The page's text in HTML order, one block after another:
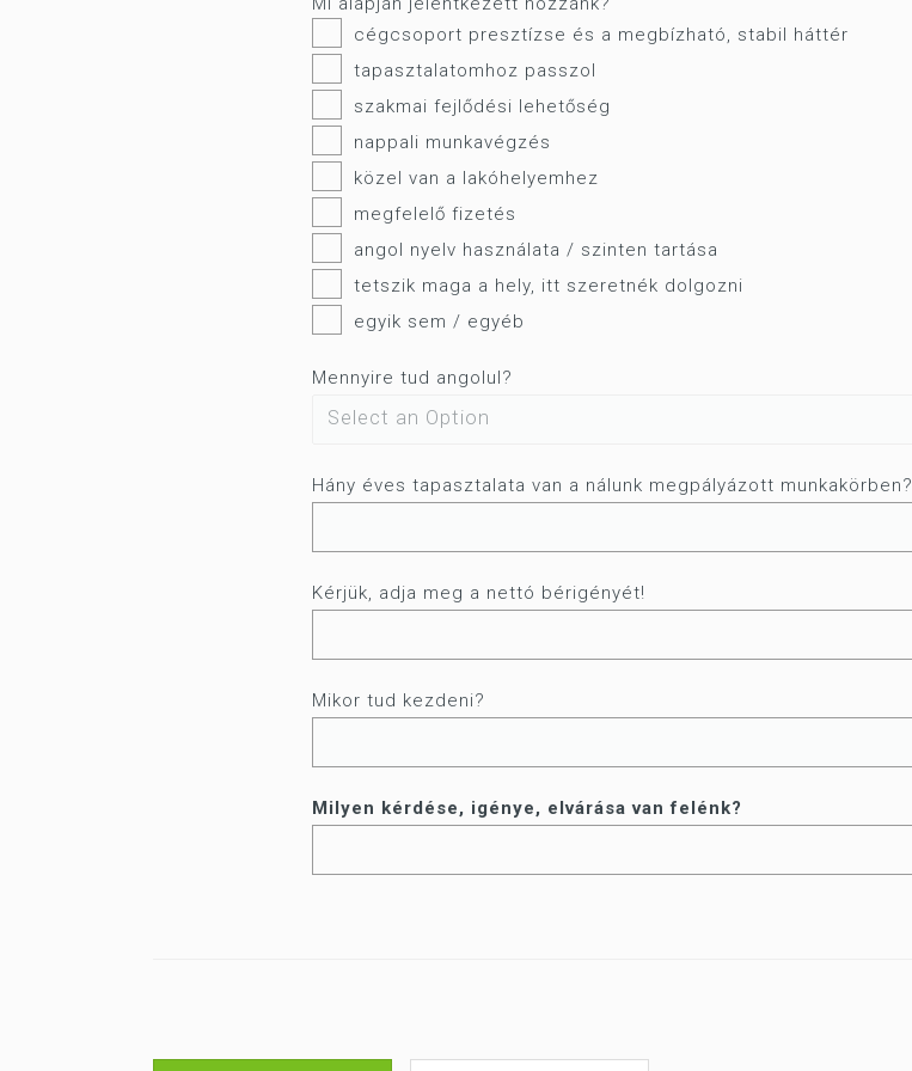
cégcsoport presztízse és a megbízható, stabil háttér
tapasztalatomhoz passzol
szakmai fejlődési lehetőség
nappali munkavégzés
közel van a lakóhelyemhez
megfelelő fizetés
angol nyelv használata / szinten tartása
tetszik maga a hely, itt szeretnék dolgozni
egyik sem / egyéb
Mennyire tud angolul?
Hány éves tapasztalata van a nálunk megpályázott munkakörben?
Kérjük, adja meg a nettó bérigényét!
Mikor tud kezdeni?
Milyen kérdése, igénye, elvárása van felénk?